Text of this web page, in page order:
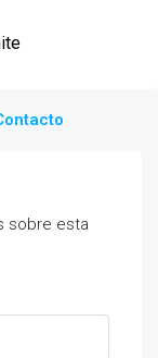
sobre esta